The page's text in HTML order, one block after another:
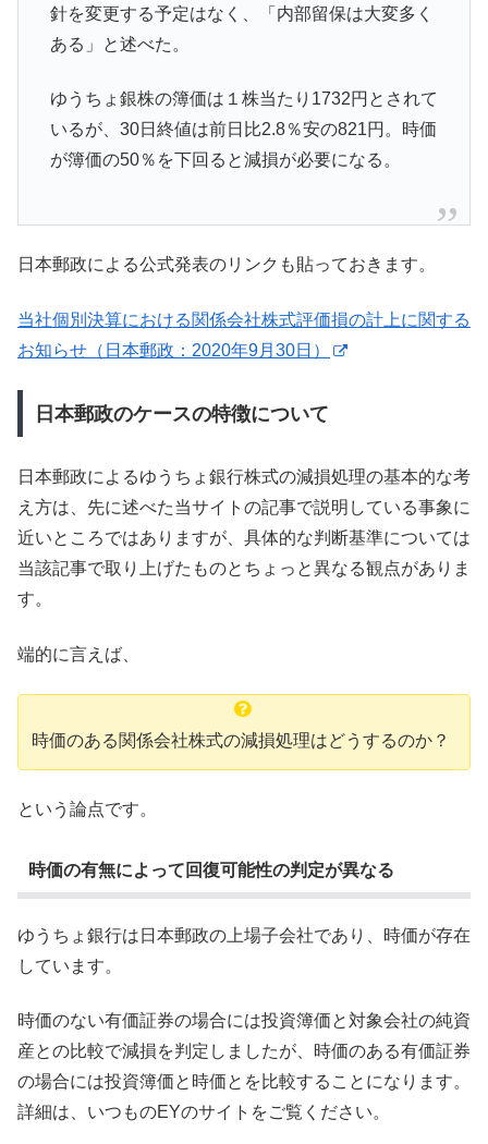
針を変更する予定はなく、「内部留保は大変多く
ある」と述べた。
ゆうちょ銀株の簿価は１株当たり1732円とされて
いるが、30日終値は前日比2.8％安の821円。時価
が簿価の50％を下回ると減損が必要になる。
日本郵政による公式発表のリンクも貼っておきます。
当社個別決算における関係会社株式評価損の計上に関する
お知らせ（日本郵政：2020年9月30日）
日本郵政のケースの特徴について
日本郵政によるゆうちょ銀行株式の減損処理の基本的な考
え方は、先に述べた当サイトの記事で説明している事象に
近いところではありますが、具体的な判断基準については
当該記事で取り上げたものとちょっと異なる観点がありま
す。
端的に言えば、
時価のある関係会社株式の減損処理はどうするのか？
という論点です。
時価の有無によって回復可能性の判定が異なる
ゆうちょ銀行は日本郵政の上場子会社であり、時価が存在
しています。
時価のない有価証券の場合には投資簿価と対象会社の純資
産との比較で減損を判定しましたが、時価のある有価証券
の場合には投資簿価と時価とを比較することになります。
詳細は、いつものEYのサイトをご覧ください。